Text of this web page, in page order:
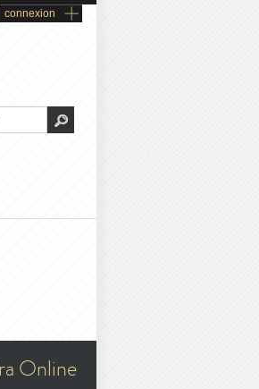
connexion
Online